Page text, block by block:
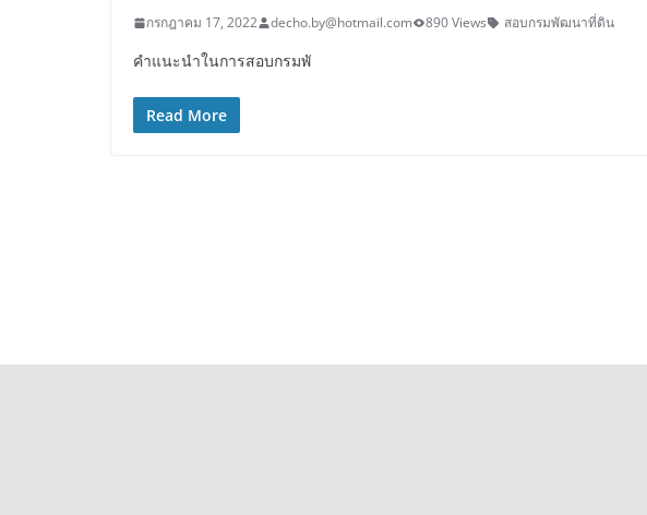
กรกฎาคม 17, 2022 decho.by@hotmail.com 890 Views สอบกรมพัฒนาที่ดิน
คำแนะนำในการสอบกรมพั
Read More